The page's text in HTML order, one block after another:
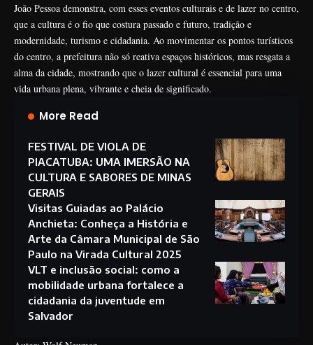
João Pessoa demonstra, com esses eventos culturais e de lazer no centro,
que a cultura é o fio que costura passado e futuro, tradição e
modernidade, turismo e cidadania. Ao movimentar os pontos turísticos
do centro, a prefeitura não só reativa espaços históricos, mas resgata a
alma da cidade, mostrando que o lazer cultural é essencial para uma
vida urbana plena, vibrante e cheia de significado.
More Read
FESTIVAL DE VIOLA DE
PIACATUBA: UMA IMERSÃO NA
CULTURA E SABORES DE MINAS
GERAIS
Visitas Guiadas ao Palácio
Anchieta: Conheça a História e
Arte da Câmara Municipal de São
Paulo na Virada Cultural 2025
VLT e inclusão social: como a
mobilidade urbana fortalece a
cidadania da juventude em
Salvador